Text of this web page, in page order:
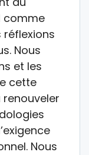
comme
Nous
et les
cette
Nous